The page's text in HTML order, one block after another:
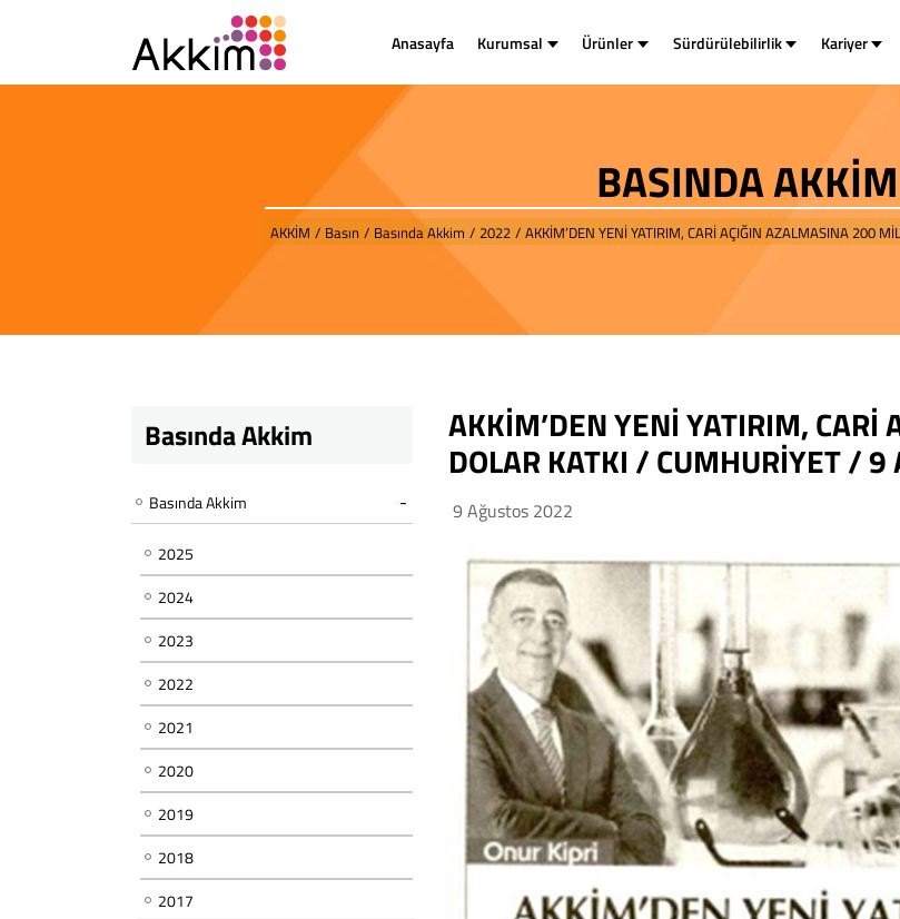
Anasayfa Kurumsal Ürünler Sürdürülebilirlik Kariyer
BASINDA AKKİM
AKKİM / Basın / Basında Akkim / 2022 / AKKİM’DEN YENİ YATIRIM, CARİ AÇIĞIN AZALMASINA 200
Basında Akkim
Basında Akkim
2025
2024
2023
2022
2021
2020
2019
2018
2017
AKKİM’DEN YENİ YATIRIM,
DOLAR KATKI / CUMHURİYET / 9
9 Ağustos 2022